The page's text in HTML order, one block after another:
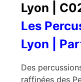
Lyon |
Les
Lyon |
Des
raffinées des